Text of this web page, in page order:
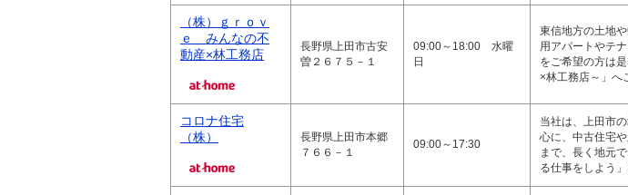
（株）ｇｒｏｖ
ｅ みんなの不
動産×林工務店
長野県上田市古安
曽２６７５－１
09:00～18:00 水曜
日
東信地方の土地
用アパートやテ
をご希望の方は
×林工務店～」へ
コロナ住宅
（株）
長野県上田市本郷
７６６－１
09:00～17:30
当社は、上田市
心に、中古住宅
まで、長く地元
る仕事をしよう